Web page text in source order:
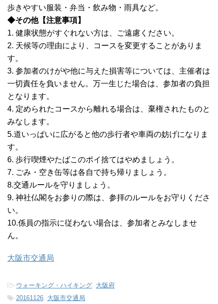
歩きやすい服装・弁当・飲み物・雨具など。
◆その他【注意事項】
1. 健康状態がすぐれない方は、ご遠慮ください。
2. 天候等の理由により、コースを変更することがありま
す。
3. 参加者のけがや他に与えた損害等については、主催者は
一切責任を負いません。万一生じた場合は、参加者の負担
となります。
4. 定められたコースから離れる場合は、棄権されたものと
みなします。
5.道いっぱいに広がると他の歩行者や車両の妨げになりま
す。
6. 歩行喫煙やたばこのポイ捨てはやめましょう。
7. ごみ・空き缶等は各自で持ち帰りましょう。
8.交通ルールを守りましょう。
9. 神社仏閣をお参りの際は、参拝のルールをお守りくださ
い。
10.係員の指示に従わない場合は、参加者とみなしませ
ん。
大阪市交通局
-ウォーキング・ハイキング, 大阪府
-20161126, 大阪市交通局